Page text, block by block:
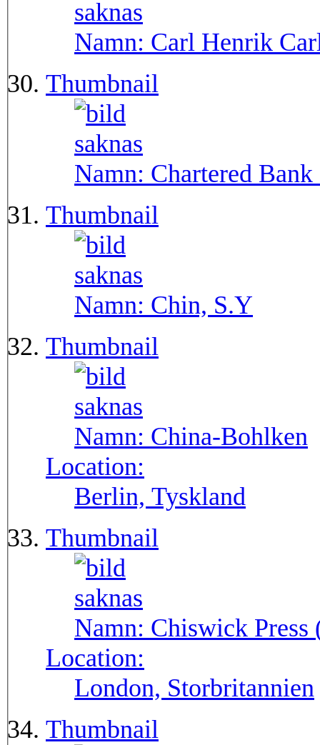
Namn: Carl Henrik
Thumbnail
Namn: Chartered
Thumbnail
Namn: Chin, S.Y
Thumbnail
Namn: China-Bohlken
Location:
Berlin, Tyskland
Thumbnail
Namn: Chiswick
Location:
London, Storbritannien
Thumbnail